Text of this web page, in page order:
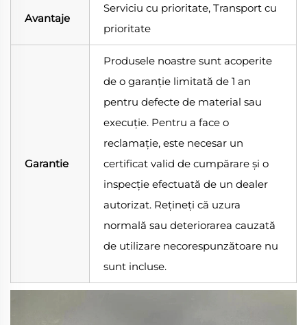
Avantaje
Serviciu cu prioritate, Transport cu
prioritate
Garantie
Produsele noastre sunt acoperite
de o garanție limitată de 1 an
pentru defecte de material sau
execuție. Pentru a face o
reclamație, este necesar un
certificat valid de cumpărare și o
inspecție efectuată de un dealer
autorizat. Rețineți că uzura
normală sau deteriorarea cauzată
de utilizare necorespunzătoare nu
sunt incluse.